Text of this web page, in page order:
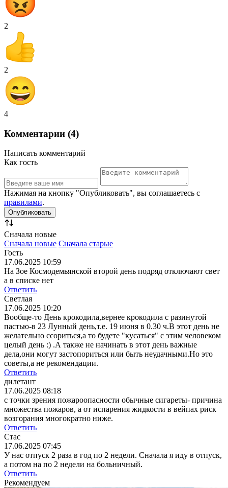
2
2
4
Комментарии (4)
Написать комментарий
Как гость
Нажимая на кнопку "Опубликовать", вы соглашаетесь с
правилами.
Сначала новые
Сначала новые Сначала старые
Гость
17.06.2025 10:59
На Зое Космодемьянской второй день подряд отключают свет
а в списке нет
Ответить
Светлая
17.06.2025 10:20
Вообще-то День крокодила,вернее крокодила с разинутой
пастью-в 23 Лунный день,т.е. 19 июня в 0.30 ч.В этот день не
желательно ссориться,а то будете "кусаться" с этим человеком
целый день :) .А также не начинать в этот день важные
дела,они могут застопориться или быть неудачными.Но это
советы,а не рекомендации.
Ответить
дилетант
17.06.2025 08:18
с точки зрения пожароопасности обычные сигареты- причина
множества пожаров, а от испарения жидкости в вейпах риск
возгорания многократно ниже.
Ответить
Стас
17.06.2025 07:45
У нас отпуск 2 раза в год по 2 недели. Сначала я иду в отпуск,
а потом на по 2 недели на больничный.
Ответить
Рекомендуем